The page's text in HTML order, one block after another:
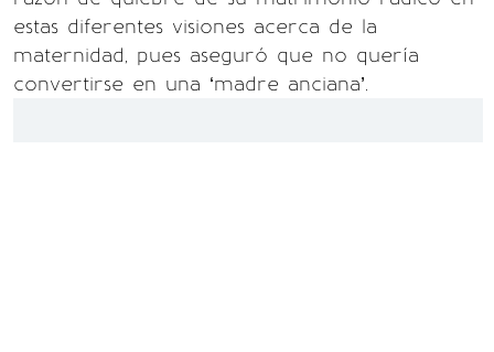
estas diferentes visiones acerca de la
maternidad, pues aseguró que no quería
convertirse en una ‘madre anciana’.